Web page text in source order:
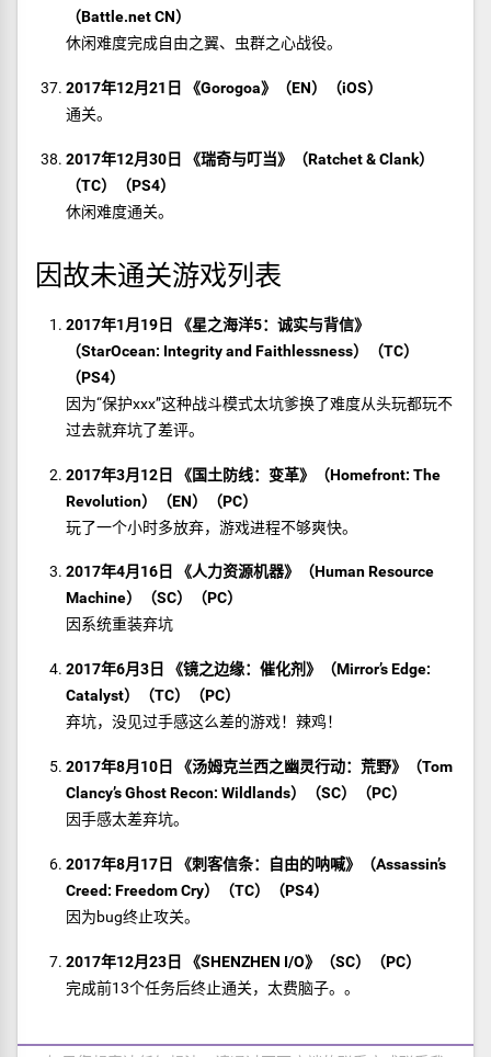
（Battle.net CN）
休闲难度完成自由之翼、虫群之心战役。
2017年12月21日 《Gorogoa》（EN）（iOS）
通关。
2017年12月30日 《瑞奇与叮当》（Ratchet & Clank）
（TC）（PS4）
休闲难度通关。
因故未通关游戏列表
2017年1月19日 《星之海洋5：诚实与背信》
（StarOcean: Integrity and Faithlessness）（TC）
（PS4）
因为“保护xxx”这种战斗模式太坑爹换了难度从头玩都玩不
过去就弃坑了差评。
2017年3月12日 《国土防线：变革》（Homefront: The
Revolution）（EN）（PC）
玩了一个小时多放弃，游戏进程不够爽快。
2017年4月16日 《人力资源机器》（Human Resource
Machine）（SC）（PC）
因系统重装弃坑
2017年6月3日 《镜之边缘：催化剂》（Mirror’s Edge:
Catalyst）（TC）（PC）
弃坑，没见过手感这么差的游戏！辣鸡！
2017年8月10日 《汤姆克兰西之幽灵行动：荒野》（Tom
Clancy’s Ghost Recon: Wildlands）（SC）（PC）
因手感太差弃坑。
2017年8月17日 《刺客信条：自由的呐喊》（Assassin’s
Creed: Freedom Cry）（TC）（PS4）
因为bug终止攻关。
2017年12月23日 《SHENZHEN I/O》（SC）（PC）
完成前13个任务后终止通关，太费脑子。。